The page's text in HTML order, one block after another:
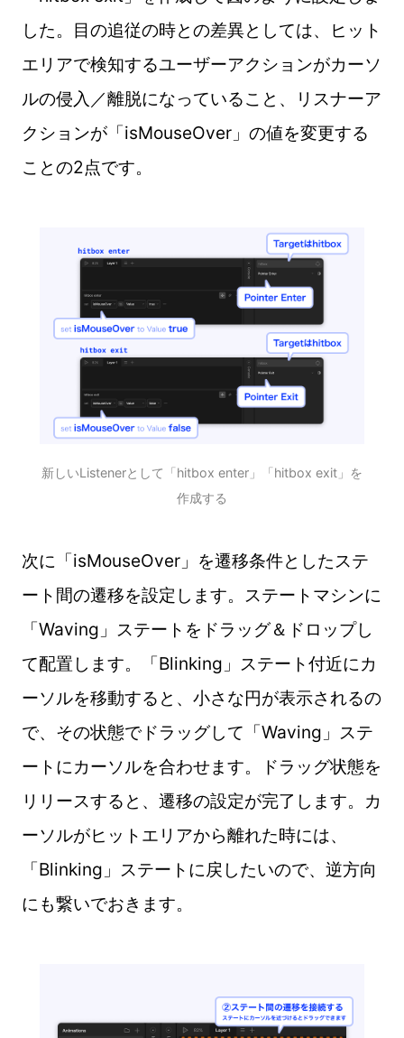
した。目の追従の時との差異としては、ヒット
エリアで検知するユーザーアクションがカーソ
ルの侵入／離脱になっていること、リスナーア
クションが「isMouseOver」の値を変更する
ことの2点です。
新しいListenerとして「hitbox enter」「hitbox exit」を
作成する
次に「isMouseOver」を遷移条件としたステ
ート間の遷移を設定します。ステートマシンに
「Waving」ステートをドラッグ＆ドロップし
て配置します。「Blinking」ステート付近にカ
ーソルを移動すると、小さな円が表示されるの
で、その状態でドラッグして「Waving」ステ
ートにカーソルを合わせます。ドラッグ状態を
リリースすると、遷移の設定が完了します。カ
ーソルがヒットエリアから離れた時には、
「Blinking」ステートに戻したいので、逆方向
にも繋いでおきます。